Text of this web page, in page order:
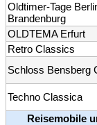
Oldtimer-Tage
Brandenburg
OLDTEMA Erfurt
Retro Classics
Schloss Bensberg
Techno Classica
Reisemobile